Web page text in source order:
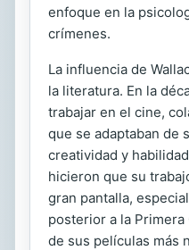
enfoque en la
crímenes.
La influencia de
la literatura. En la
trabajar en el cine,
que se adaptaban de
creatividad y
hicieron que su
gran pantalla,
posterior a la
de sus películas más